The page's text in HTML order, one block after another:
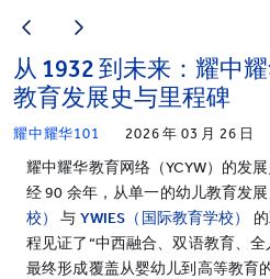
从 1932 到未来：耀中
教育发展史与里程碑
耀中耀华101 2026 年 03 月 26 日
耀中耀华教育网络（YCYW）的发
经 90 余年，从单一的幼儿教育发
校）
与 YWIES （国际教育学校）
程见证了“中西融合、双语教育、全
最终形成覆盖从婴幼儿到高等教育